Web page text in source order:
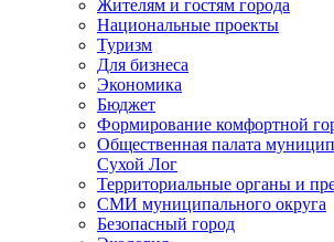
Жителям и гостям города
Национальные проекты
Туризм
Для бизнеса
Экономика
Бюджет
Формирование комфортной
Общественная палата
Сухой Лог
Территориальные органы и
СМИ муниципального округа
Безопасный город